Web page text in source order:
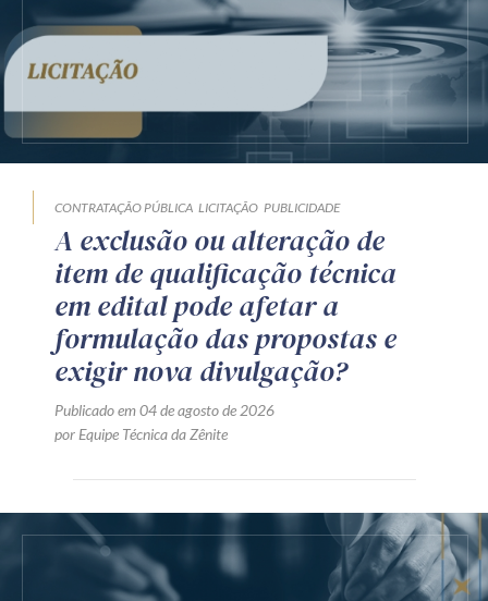
CONTRATAÇÃO PÚBLICA LICITAÇÃO PUBLICIDADE
A exclusão ou alteração de
item de qualificação técnica
em edital pode afetar a
formulação das propostas e
exigir nova divulgação?
Publicado em 04 de agosto de 2026
por Equipe Técnica da Zênite